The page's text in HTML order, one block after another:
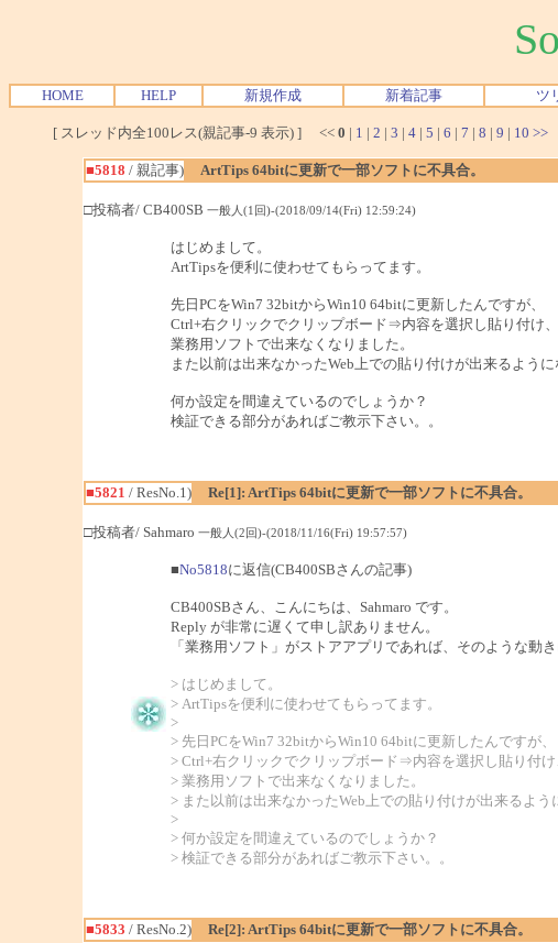
HOME HELP 新規作成 新着記事 ツ
[ スレッド内全100レス(親記事-9 表示) ] << 0 | 1 | 2 | 3 | 4 | 5 | 6 | 7 | 8 | 9 | 10 >>
■5818 / 親記事)
ArtTips 64bitに更新で一部ソフトに不具合。
□投稿者/ CB400SB 一般人(1回)-(2018/09/14(Fri) 12:59:24)
はじめまして。
ArtTipsを便利に使わせてもらってます。
先日PCをWin7 32bitからWin10 64bitに更新したんですが、
Ctrl+右クリックでクリップボード⇒内容を選択し貼り付け
業務用ソフトで出来なくなりました。
また以前は出来なかったWeb上での貼り付けが出来るように
何か設定を間違えているのでしょうか？
検証できる部分があればご教示下さい。。
■5821 / ResNo.1)
Re[1]: ArtTips 64bitに更新で一部ソフトに不具合。
□投稿者/ Sahmaro 一般人(2回)-(2018/11/16(Fri) 19:57:57)
■No5818に返信(CB400SBさんの記事)
CB400SBさん、こんにちは、Sahmaro です。
Reply が非常に遅くて申し訳ありません。
「業務用ソフト」がストアアプリであれば、そのような動き
> はじめまして。
> ArtTipsを便利に使わせてもらってます。
>
> 先日PCをWin7 32bitからWin10 64bitに更新したんですが、
> Ctrl+右クリックでクリップボード⇒内容を選択し貼り付
> 業務用ソフトで出来なくなりました。
> また以前は出来なかったWeb上での貼り付けが出来るよう
>
> 何か設定を間違えているのでしょうか？
> 検証できる部分があればご教示下さい。。
■5833 / ResNo.2)
Re[2]: ArtTips 64bitに更新で一部ソフトに不具合。